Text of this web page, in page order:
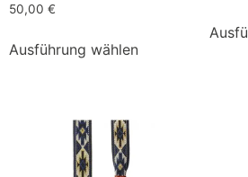
50,00 €
Ausführung wählen